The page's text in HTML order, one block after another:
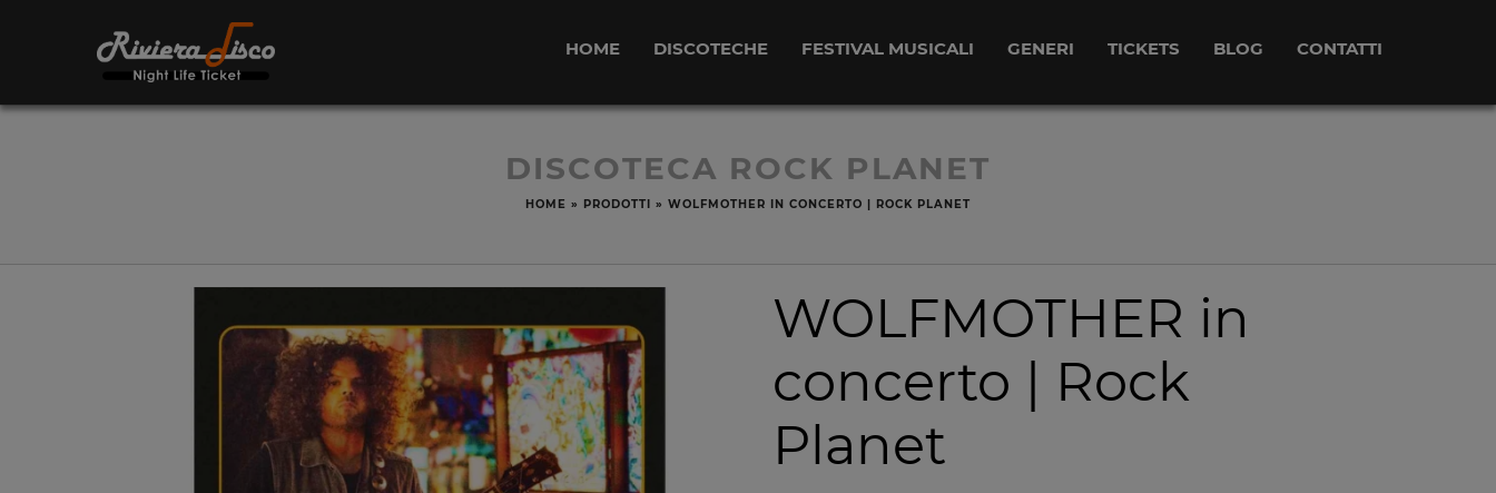
HOME DISCOTECHE FESTIVAL MUSICALI GENERI TICKETS BLOG CONTATTI
DISCOTECA ROCK PLANET
HOME » PRODOTTI » WOLFMOTHER IN CONCERTO | ROCK PLANET
WOLFMOTHER in
concerto | Rock
Planet